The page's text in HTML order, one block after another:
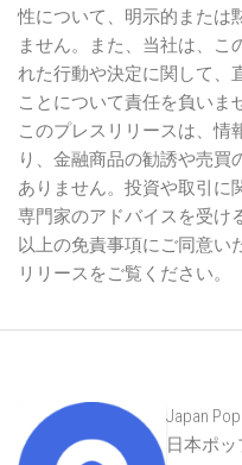
性について、明示的または
ません。また、当社は、こ
れた行動や決定に関して、
ことについて責任を負いま
このプレスリリースは、情
り、金融商品の勧誘や売買
ありません。投資や取引に
専門家のアドバイスを受け
以上の免責事項にご同意い
リリースをご覧ください。
Japan
日本ポ